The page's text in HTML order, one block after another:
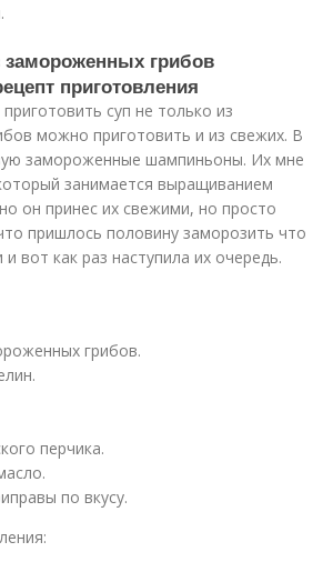
замороженных грибов
приготовления
суп не только из
можно приготовить и из свежих. В
замороженные шампиньоны. Их мне
занимается выращиванием
он принес их свежими, но просто
пришлось половину заморозить что
вот как раз наступила их очередь.
грибов.
перчика.
по вкусу.